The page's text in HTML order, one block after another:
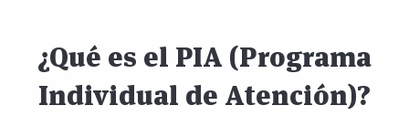
¿Qué es el PIA (Programa
Individual de Atención)?